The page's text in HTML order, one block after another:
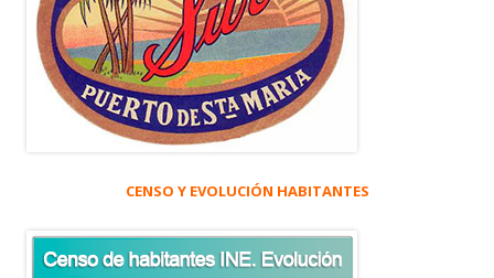
CENSO Y EVOLUCIÓN HABITANTES